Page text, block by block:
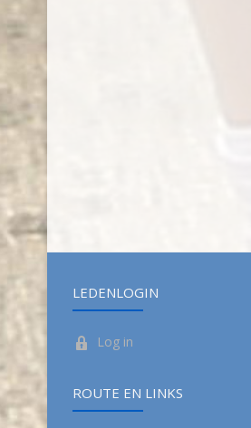
LEDENLOGIN
Log in
ROUTE EN LINKS